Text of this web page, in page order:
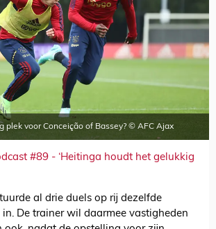
plek voor Conceição of Bassey? © AFC Ajax
#89 - ‘Heitinga houdt het gelukkig
al drie duels op rij dezelfde
De trainer wil daarmee vastigheden